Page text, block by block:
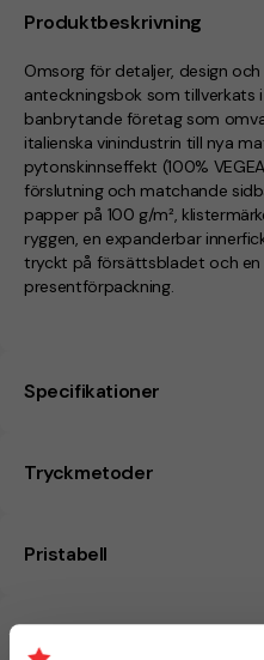
Produktbeskrivning
Omsorg för detaljer, design
anteckningsbok som tillverkats
banbrytande företag som
italienska vinindustrin till nya
pytonskinnseffekt (100%
förslutning och matchande
papper på 100 g/m²,
ryggen, en expanderbar
tryckt på försättsbladet och en
presentförpackning.
Specifikationer
Tryckmetoder
Pristabell